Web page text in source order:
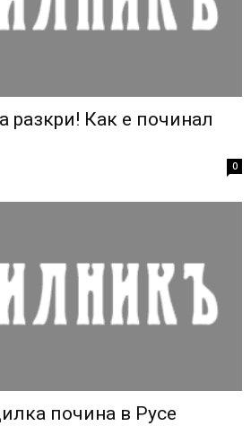
разкри! Как е починал
0
почина в Русе